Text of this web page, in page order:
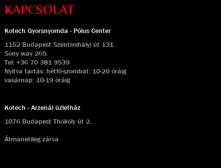
KAPCSOLAT
Kotech Gyorsnyomda - Pólus Center
1152 Budapest Szentmihályi út 131.
Sony way 265.
Tel: +36 70 381 9539
Nyitva tartás: hétfő-szombat: 10-20 óráig
vasárnap: 10-19 óráig
Kotech - Arzenál üzletház
1076 Budapest Thököly út 2.
Átmanetileg zárva